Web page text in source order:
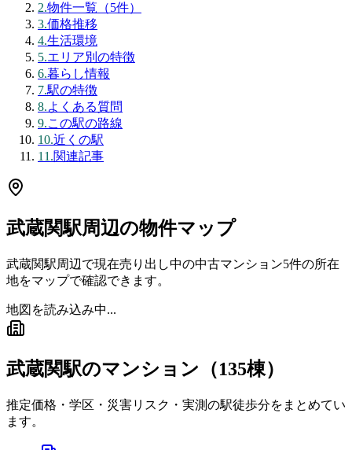
2.物件一覧（5件）
3.価格推移
4.生活環境
5.エリア別の特徴
6.暮らし情報
7.駅の特徴
8.よくある質問
9.この駅の路線
10.近くの駅
11.関連記事
武蔵関駅周辺の物件マップ
武蔵関駅周辺で現在売り出し中の中古マンション5件の所在
地をマップで確認できます。
地図を読み込み中...
武蔵関駅のマンション（135棟）
推定価格・学区・災害リスク・実測の駅徒歩分をまとめてい
ます。